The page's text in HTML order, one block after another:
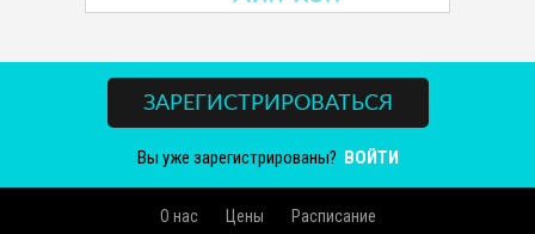
ЗАРЕГИСТРИРОВАТЬСЯ
Вы уже зарегистрированы? ВОЙТИ
О нас Цены Расписание